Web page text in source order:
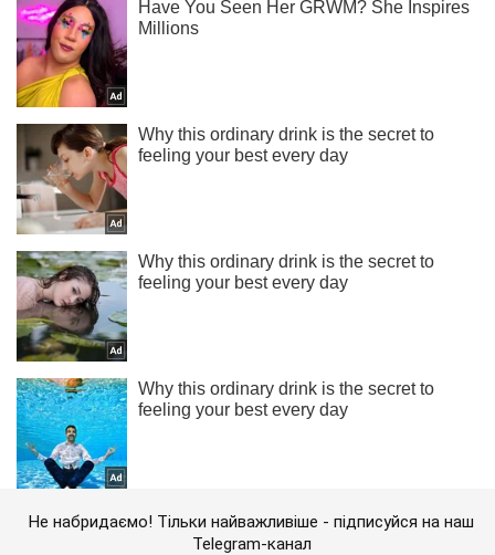
Не набридаємо! Тільки найважливіше - підписуйся на наш
Telegram-канал